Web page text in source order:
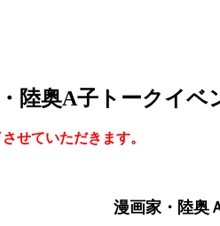
奥A子トークイベ
せていただきます。
漫画家・陸奥